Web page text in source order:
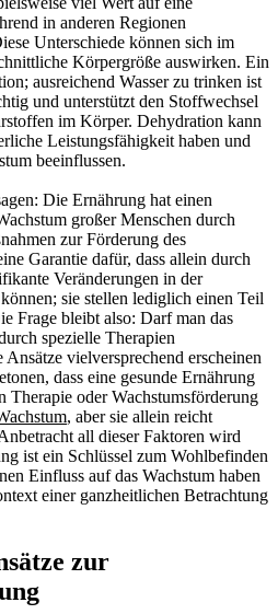
in anderen Regionen
Unterschiede können sich im
Körpergröße auswirken. Ein
ausreichend Wasser zu trinken ist
und unterstützt den Stoffwechsel
im Körper. Dehydration kann
Leistungsfähigkeit haben und
beeinflussen.
Die Ernährung hat einen
großer Menschen durch
zur Förderung des
Garantie dafür, dass allein durch
Veränderungen in der
sie stellen lediglich einen Teil
Frage bleibt also: Darf man das
spezielle Therapien
vielversprechend erscheinen
dass eine gesunde Ernährung
Therapie oder Wachstumsförderung
, aber sie allein reicht
all dieser Faktoren wird
ist ein Schlüssel zum Wohlbefinden
Einfluss auf das Wachstum haben
einer ganzheitlichen Betrachtung
zur